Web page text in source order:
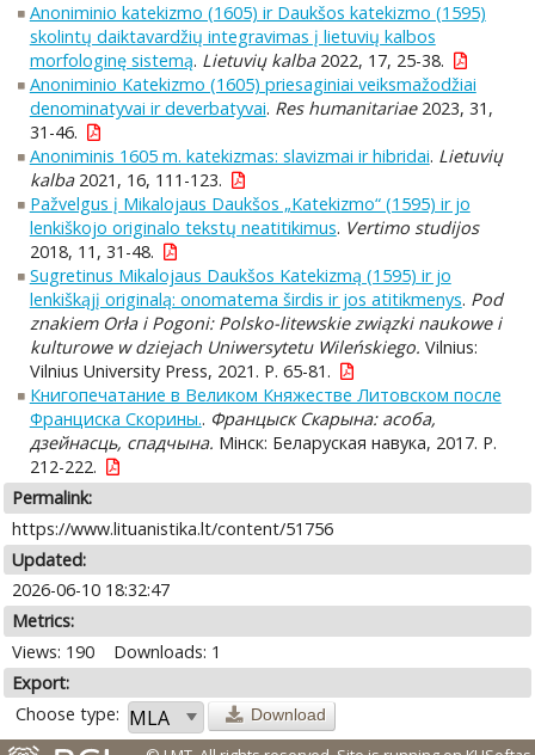
Anoniminio katekizmo (1605) ir Daukšos katekizmo (1595)
skolintų daiktavardžių integravimas į lietuvių kalbos
morfologinę sistemą. Lietuvių kalba2022, 17, 25-38.
Anoniminio Katekizmo (1605) priesaginiai veiksmažodžiai
denominatyvai ir deverbatyvai. Res humanitariae2023, 31,
31-46.
Anoniminis 1605 m. katekizmas: slavizmai ir hibridai. Lietuvių
kalba2021, 16, 111-123.
Pažvelgus į Mikalojaus Daukšos „Katekizmo“ (1595) ir jo
lenkiškojo originalo tekstų neatitikimus. Vertimo studijos
2018, 11, 31-48.
Sugretinus Mikalojaus Daukšos Katekizmą (1595) ir jo
lenkiškąjį originalą: onomatema širdis ir jos atitikmenys. Pod
znakiem Orła i Pogoni: Polsko-litewskie związki naukowe i
kulturowe w dziejach Uniwersytetu Wileńskiego. Vilnius:
Vilnius University Press, 2021. P. 65-81.
Книгопечатание в Великом Княжестве Литовском после
Франциска Скорины.. Францыск Скарына: асоба,
дзейнасць, спадчына. Мiнск: Беларуская навука, 2017. P.
212-222.
Permalink:
https://www.lituanistika.lt/content/51756
Updated:
2026-06-10 18:32:47
Metrics:
Views: 190
Downloads: 1
Export:
Choose type:
Download